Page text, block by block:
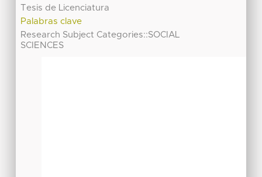
Tesis de Licenciatura
Palabras clave
Research Subject Categories::SOCIAL
SCIENCES